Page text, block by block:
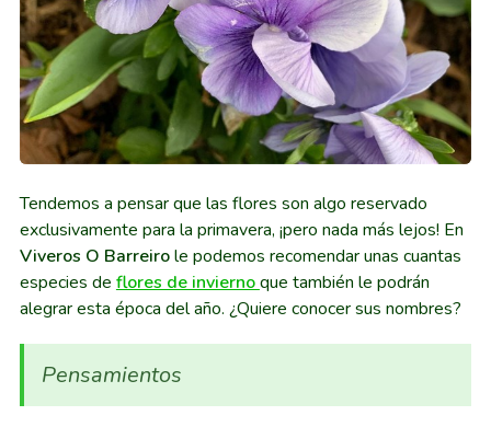
Tendemos a pensar que las flores son algo reservado
exclusivamente para la primavera, ¡pero nada más lejos! En
Viveros O Barreirole podemos recomendar unas cuantas
especies de flores de inviernoque también le podrán
alegrar esta época del año. ¿Quiere conocer sus nombres?
Pensamientos